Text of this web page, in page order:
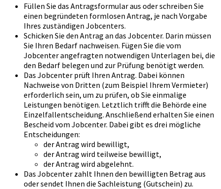
Füllen Sie das Antragsformular aus oder schreiben Sie
einen begründeten formlosen Antrag, je nach Vorgabe
Ihres zuständigen Jobcenters.
Schicken Sie den Antrag an das Jobcenter. Darin müssen
Sie Ihren Bedarf nachweisen. Fügen Sie die vom
Jobcenter angefragten notwendigen Unterlagen bei, die
den Bedarf belegen und zur Prüfung benötigt werden.
Das Jobcenter prüft Ihren Antrag. Dabei können
Nachweise von Dritten (zum Beispiel Ihrem Vermieter)
erforderlich sein, um zu prüfen, ob Sie einmalige
Leistungen benötigen. Letztlich trifft die Behörde eine
Einzelfallentscheidung. Anschließend erhalten Sie einen
Bescheid vom Jobcenter. Dabei gibt es drei mögliche
Entscheidungen:
der Antrag wird bewilligt,
der Antrag wird teilweise bewilligt,
der Antrag wird abgelehnt.
Das Jobcenter zahlt Ihnen den bewilligten Betrag aus
oder sendet Ihnen die Sachleistung (Gutschein) zu.